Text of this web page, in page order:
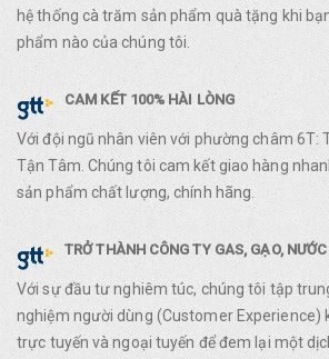
hệ thống cà trăm sản phẩm quà tặng khi
phẩm nào của chúng tôi.
CAM KẾT 100% HÀI LÒNG
Với đội ngũ nhân viên với phường châm 6T:
Tận Tâm. Chúng tôi cam kết giao hàng
sản phẩm chất lượng, chính hãng.
TRỞ THÀNH CÔNG TY GAS, GẠO,
Với sự đầu tư nghiêm túc, chúng tôi tập
nghiệm người dùng (Customer Experience)
trực tuyến và ngoại tuyến để đem lại một